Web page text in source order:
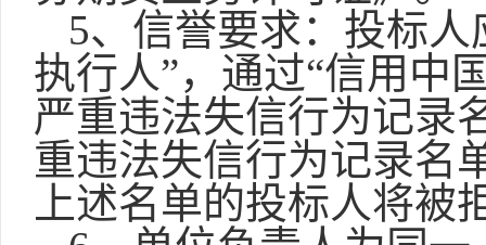
5、信誉要求：投标人
执行人”，通过“信用中
严重违法失信行为记录
重违法失信行为记录名
上述名单的投标人将被